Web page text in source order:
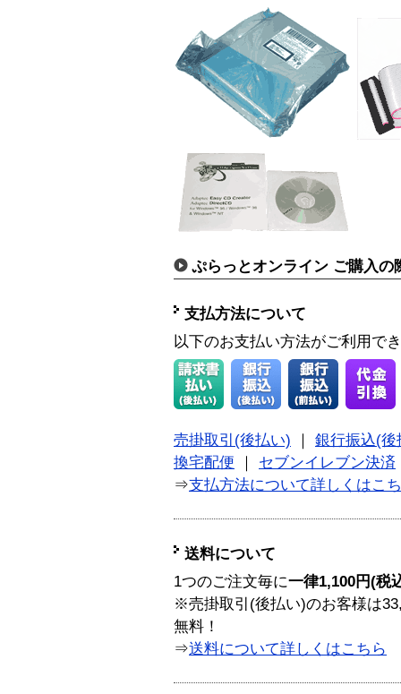
ぷらっとオンライン ご購入の
支払方法について
以下のお支払い方法がご利用で
売掛取引(後払い)
銀行振込(後
換宅配便
セブンイレブン決済
⇒支払方法について詳しくはこ
送料について
1つのご注文毎に一律1,100円(税
※売掛取引(後払い)のお客様は
無料！
⇒送料について詳しくはこちら